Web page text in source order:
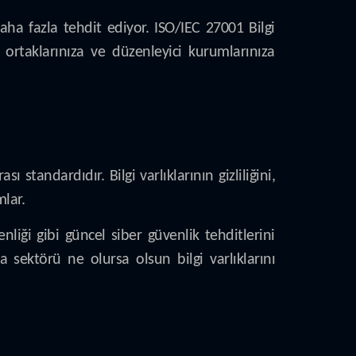
fazla tehdit ediyor. ISO/IEC 27001 Bilgi
ve düzenleyici kurumlarınıza
standardıdır. Bilgi varlıklarının gizliliğini,
gibi güncel siber güvenlik tehditlerini
sektörü ne olursa olsun bilgi varlıklarını